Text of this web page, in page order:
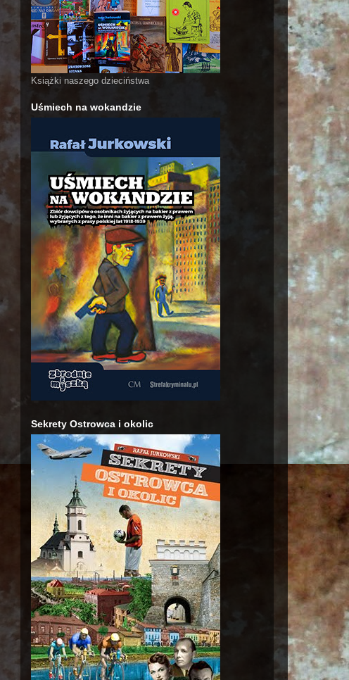
Książki naszego dzieciństwa
Uśmiech na wokandzie
Sekrety Ostrowca i okolic